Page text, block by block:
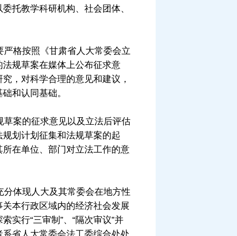
托教学科研机构、社会团体、
格按照《甘肃省人大常委会立
规草案在媒体上公布征求意
，对科学合理的意见和建议，
和认同基础。
案的征求意见以及立法后评估
划计划征集和法规草案的起
在单位、部门对立法工作的意
体现人大及其常委会在地方性
本行政区域内的经济社会发展
实行“三审制”、“隔次审议”并
系省人大常委会法工委综合处处